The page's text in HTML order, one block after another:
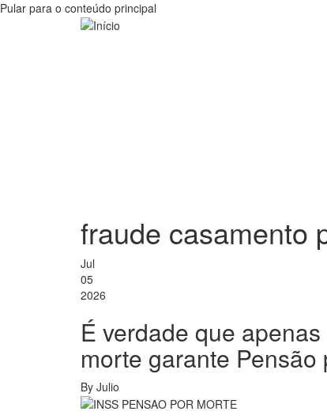
Pular para o conteúdo principal
fraude casamento
Jul
05
2026
É verdade que
morte garante
By Julio